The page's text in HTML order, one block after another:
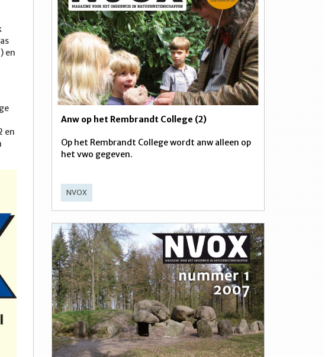
en
en
Anw op het Rembrandt College (2)
Op het Rembrandt College wordt anw alleen op
het vwo gegeven.
NVOX